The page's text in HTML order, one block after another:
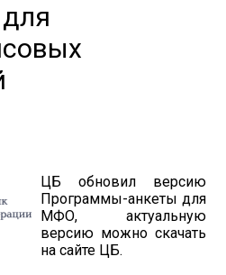
ЦБ обновил версию
Программы-анкеты для
МФО, актуальную
версию можно скачать
на сайте ЦБ.